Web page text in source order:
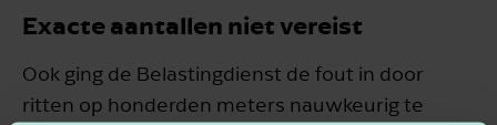
Exacte aantallen niet vereist
Ook ging de Belastingdienst de fout in door
ritten op honderden meters nauwkeurig te